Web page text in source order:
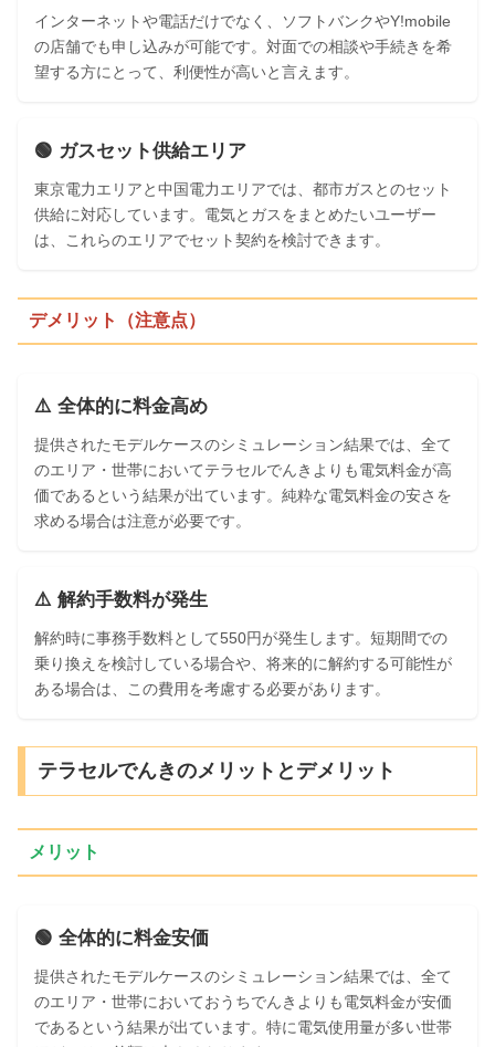
インターネットや電話だけでなく、ソフトバンクやY!mobile
の店舗でも申し込みが可能です。対面での相談や手続きを希
望する方にとって、利便性が高いと言えます。
🟢 ガスセット供給エリア
東京電力エリアと中国電力エリアでは、都市ガスとのセット
供給に対応しています。電気とガスをまとめたいユーザー
は、これらのエリアでセット契約を検討できます。
デメリット（注意点）
⚠️ 全体的に料金高め
提供されたモデルケースのシミュレーション結果では、全て
のエリア・世帯においてテラセルでんきよりも電気料金が高
価であるという結果が出ています。純粋な電気料金の安さを
求める場合は注意が必要です。
⚠️ 解約手数料が発生
解約時に事務手数料として550円が発生します。短期間での
乗り換えを検討している場合や、将来的に解約する可能性が
ある場合は、この費用を考慮する必要があります。
テラセルでんきのメリットとデメリット
メリット
🟢 全体的に料金安価
提供されたモデルケースのシミュレーション結果では、全て
のエリア・世帯においておうちでんきよりも電気料金が安価
であるという結果が出ています。特に電気使用量が多い世帯